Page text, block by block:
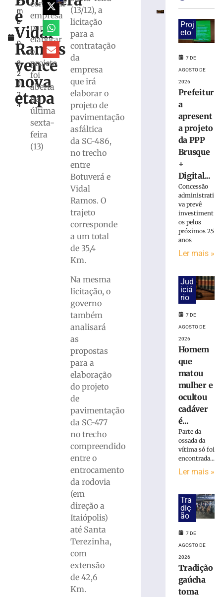
m
b
r
o
1
8,
2
0
2
4
e
Vidal
Ramos
vence
nova
etapa
contratar
empresa
para
elaborar
o
projeto
foi
aberta
na
última
sexta-
feira
(13)
(13/12), a
licitação
para a
contratação
da
empresa
que irá
elaborar o
projeto de
pavimentação
asfáltica
da SC-486,
no trecho
entre
Botuverá e
Vidal
Ramos. O
trajeto
corresponde
a um total
de 35,4
Km.
Na mesma
licitação, o
governo
também
analisará
as
propostas
para a
elaboração
do projeto
de
pavimentação
da SC-477
no trecho
compreendido
entre o
entrocamento
da rodovia
(em
direção a
Itaiópolis)
até Santa
Terezinha,
com
extensão
de 42,6
Km.
PPP
Brusque
Digital
modernização
infraestrutura
urbana
Trecho
Avenida
Carlos
Gracher
interdição
sexta-
promove
hambúrguer
beneficente
animais
resgatados
Proj
eto
7 DE
AGOSTO DE
2026
Prefeitur
a
apresent
a projeto
da PPP
Brusque
+
Digital...
Concessão
administrati
va prevê
investiment
os pelos
próximos 25
anos
Ler mais »
Jud
iciá
rio
7 DE
AGOSTO DE
2026
Homem
que
matou
mulher e
ocultou
cadáver
é...
Parte da
ossada da
vítima só foi
encontrada...
Ler mais »
Tra
diç
ão
7 DE
AGOSTO DE
2026
Tradição
gaúcha
toma